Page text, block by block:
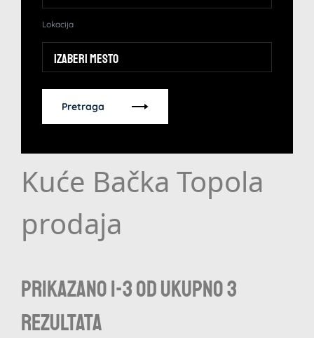
Lokacija
Izaberi mesto
Pretraga
Kuće Bačka Topola
prodaja
Prikazano 1-3 od ukupno 3
rezultata